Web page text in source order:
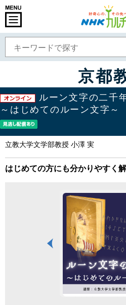
京都
ルーン文字の二千
～はじめてのルーン文字～
立教大学文学部教授 小澤 実
はじめての方にも分かりやすく